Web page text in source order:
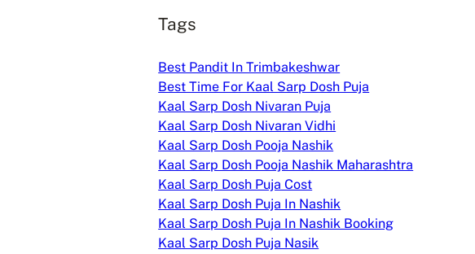
Tags
Best Pandit In Trimbakeshwar
Best Time For Kaal Sarp Dosh Puja
Kaal Sarp Dosh Nivaran Puja
Kaal Sarp Dosh Nivaran Vidhi
Kaal Sarp Dosh Pooja Nashik
Kaal Sarp Dosh Pooja Nashik Maharashtra
Kaal Sarp Dosh Puja Cost
Kaal Sarp Dosh Puja In Nashik
Kaal Sarp Dosh Puja In Nashik Booking
Kaal Sarp Dosh Puja Nasik